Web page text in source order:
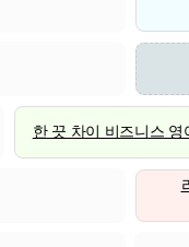
한 끗 차이 비즈니스 영